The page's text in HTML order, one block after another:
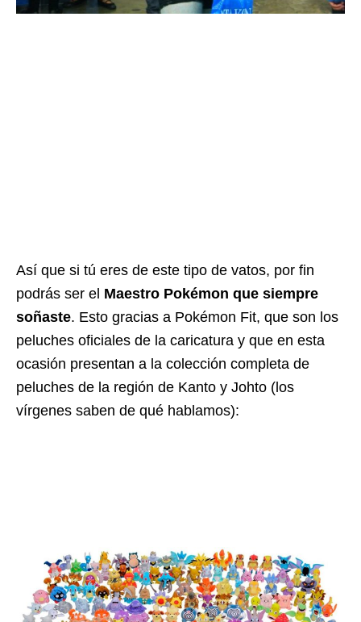
Así que si tú eres de este tipo de vatos, por fin
podrás ser el Maestro Pokémon que siempre
soñaste. Esto gracias a Pokémon Fit, que son los
peluches oficiales de la caricatura y que en esta
ocasión presentan a la colección completa de
peluches de la región de Kanto y Johto (los
vírgenes saben de qué hablamos):